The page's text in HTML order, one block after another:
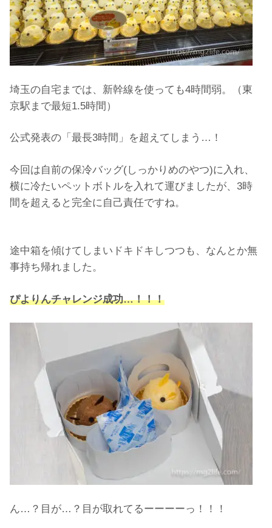
埼玉の自宅までは、新幹線を使っても4時間弱。（東
京駅まで最短1.5時間）
公式発表の「最長3時間」を超えてしまう…！
今回は自前の保冷バッグ(しっかりめのやつ)に入れ、
横に冷たいペットボトルを入れて運びましたが、3時
間を超えると完全に自己責任ですね。
途中箱を傾けてしまいドキドキしつつも、なんとか無
事持ち帰れました。
ぴよりんチャレンジ成功…！！！
ん…？目が…？目が取れてるーーーーっ！！！